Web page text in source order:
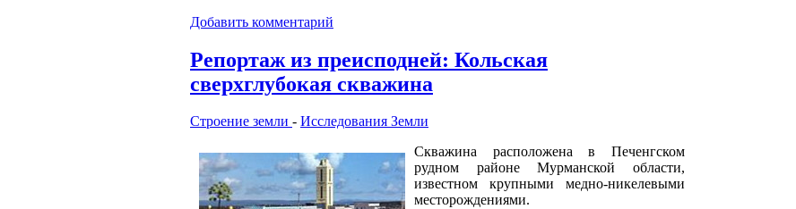
Добавить комментарий
Репортаж из преисподней: Кольская
сверхглубокая скважина
Строение земли - Исследования Земли
Скважина расположена в Печенгском
рудном районе Мурманской области,
известном крупными медно-никелевыми
месторождениями.